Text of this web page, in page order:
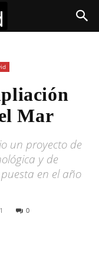
Mar
un proyecto de
y de
en el año
0